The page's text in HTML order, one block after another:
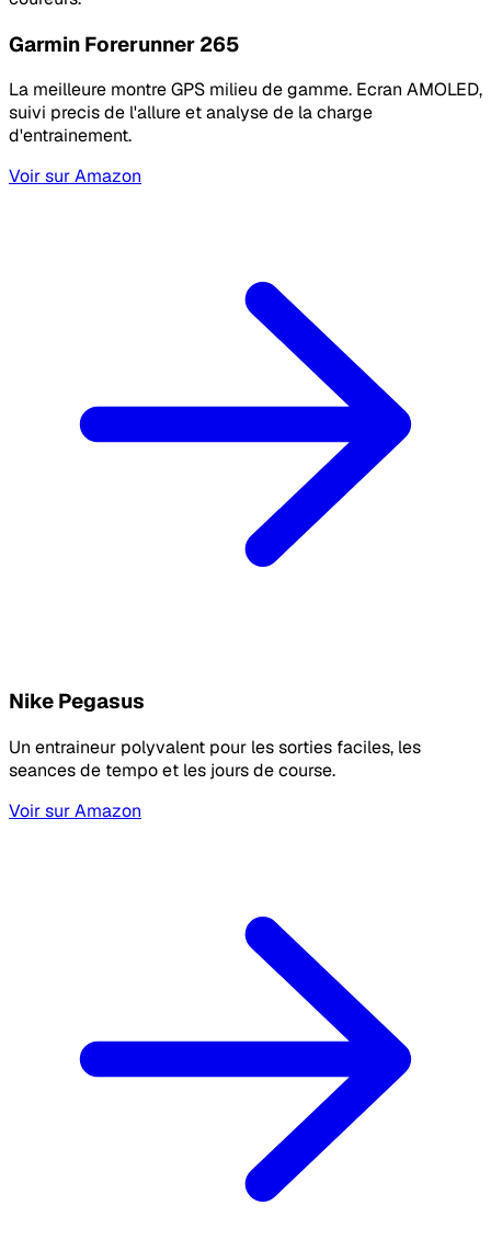
Garmin Forerunner 265
La meilleure montre GPS milieu de gamme. Ecran AMOLED,
suivi precis de l'allure et analyse de la charge
d'entrainement.
Voir sur Amazon
Nike Pegasus
Un entraineur polyvalent pour les sorties faciles, les
seances de tempo et les jours de course.
Voir sur Amazon